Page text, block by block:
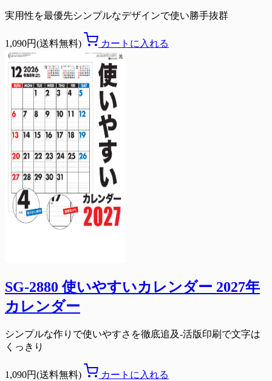
実用性を最優先シンプルなデザインで使い勝手抜群
1,090円(送料無料) カートに入れる
SG-2880 使いやすいカレンダー 2027年
カレンダー
シンプルな作りで使いやすさを徹底追及-活版印刷で文字は
くっきり
1,090円(送料無料) カートに入れる